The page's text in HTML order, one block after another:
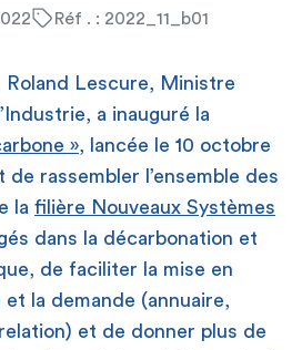
Réf . : 2022_11_b01
Roland Lescure, Ministre
a inauguré la
» , lancée le 10 octobre
rassembler l’ensemble des
la filière Nouveaux Systèmes
dans la décarbonation et
de faciliter la mise en
la demande (annuaire,
et de donner plus de